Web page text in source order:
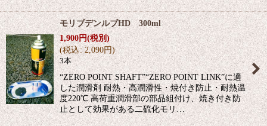
モリブデンルブHD 300ml
1,900円(税別)
(税込: 2,090円)
3本
“ZERO POINT SHAFT”“ZERO POINT LINK”に適
した潤滑剤 耐熱・高潤滑性・焼付き防止・耐熱温
度220℃ 高荷重潤滑部の部品組付け、焼き付き防
止として効果がある二硫化モリ…